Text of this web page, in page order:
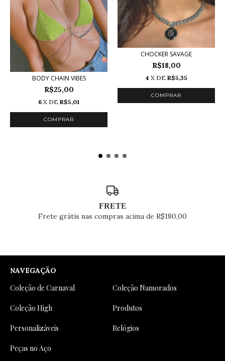
BODY CHAIN VIBES
R$25,00
6 X DE R$5,01
COMPRAR
CHOCKER SAVAGE
R$18,00
4 X DE R$5,35
FRETE
Frete grátis nas compras acima de R$180,00
NAVEGAÇÃO
Coleção de Carnaval Coleção Namorados
Coleção High Produtos
Personalizáveis Relógios
Peças no Aço